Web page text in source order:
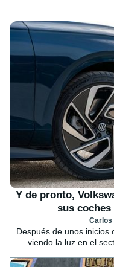
Y de pronto,
sus
Carlos
Después de unos inicios
viendo la luz en el